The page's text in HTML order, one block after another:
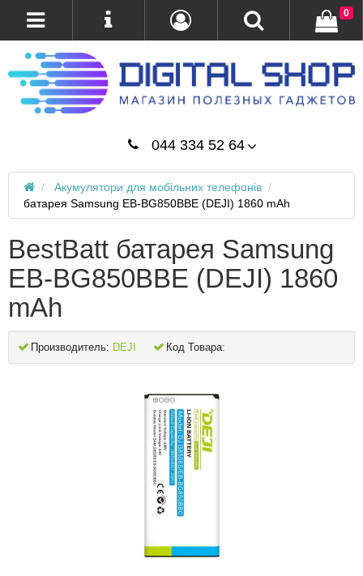
044 334 52 64
0
Акумулятори для мобільних телефонів
батарея Samsung EB-BG850BBE (DEJI) 1860 mAh
BestBatt батарея Samsung
EB-BG850BBE (DEJI) 1860
mAh
Производитель: DEJI Код Товара: